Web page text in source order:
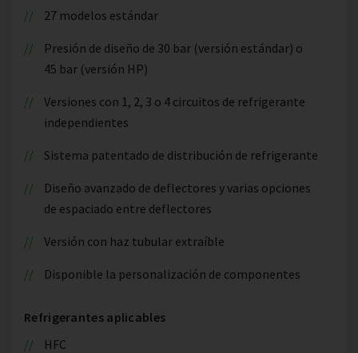
27 modelos estándar
Presión de diseño de 30 bar (versión estándar) o
45 bar (versión HP)
Versiones con 1, 2, 3 o 4 circuitos de refrigerante
independientes
Sistema patentado de distribución de refrigerante
Diseño avanzado de deflectores y varias opciones
de espaciado entre deflectores
Versión con haz tubular extraíble
Disponible la personalización de componentes
Refrigerantes aplicables
HFC